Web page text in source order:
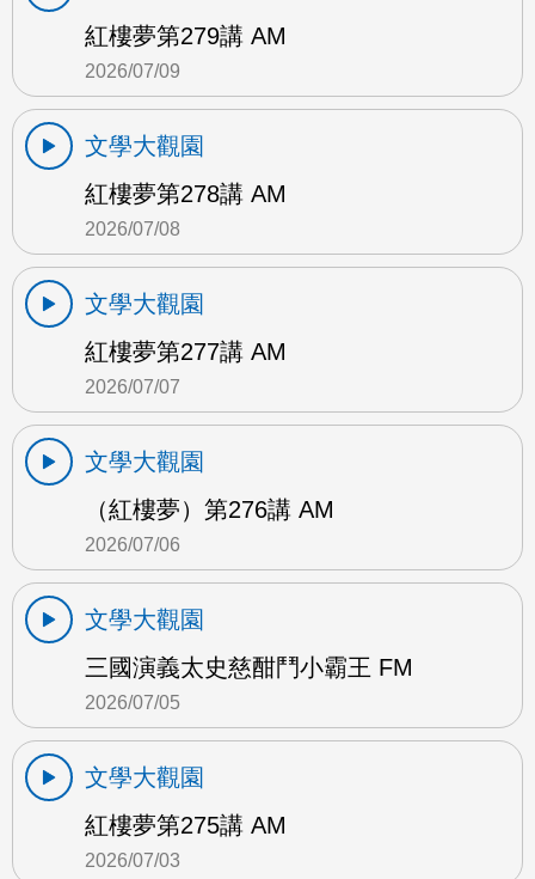
紅樓夢第279講 AM
2026/07/09
文學大觀園
紅樓夢第278講 AM
2026/07/08
文學大觀園
紅樓夢第277講 AM
2026/07/07
文學大觀園
（紅樓夢）第276講 AM
2026/07/06
文學大觀園
三國演義太史慈酣鬥小霸王 FM
2026/07/05
文學大觀園
紅樓夢第275講 AM
2026/07/03